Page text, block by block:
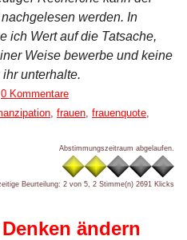
werden. In
ich Wert auf die Tatsache,
Weise bewerbe und keine
unterhalte.
0 Kommentare
frauen frauenquote
Abstimmungszeitraum abgelaufen.
Beurteilung: 2 von 5, 2 Stimme(n) 2691 Klicks
ändern